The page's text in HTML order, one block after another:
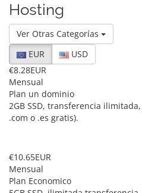
Hosting
Ver Otras Categorías
EUR
USD
€8.28EUR
Mensual
Plan un dominio
2GB SSD, transferencia
.com o .es gratis).
€10.65EUR
Mensual
Plan Economico